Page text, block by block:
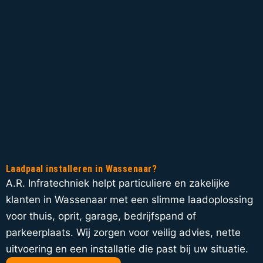
Laadpaal installeren in Wassenaar?
A.R. Infratechniek helpt particuliere en zakelijke
klanten in Wassenaar met een slimme laadoplossing
voor thuis, oprit, garage, bedrijfspand of
parkeerplaats. Wij zorgen voor veilig advies, nette
uitvoering en een installatie die past bij uw situatie.